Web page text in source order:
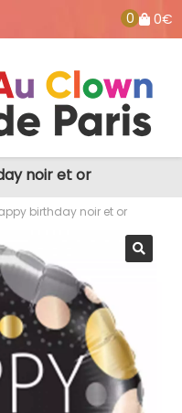
0 0€
noir et or
birthday noir et or